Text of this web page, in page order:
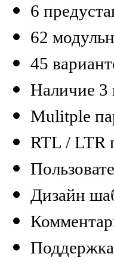
6
62
45
Наличие 3
Mulitple
RTL / LTR
Дизайн
Поддержка